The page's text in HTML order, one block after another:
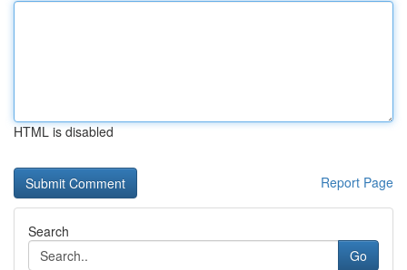
HTML is disabled
Report Page
Search
Go